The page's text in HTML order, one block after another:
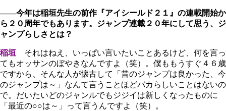
――今年は稲垣先生の前作『アイシールド２１』の連載開始か
ら２０周年でもあります。ジャンプ連載２０年にして思う、ジ
ャンプらしさとは？
稲垣 それはねえ、いっぱい言いたいことあるけど、何を言っ
てもオッサンのぼやきなんですよ（笑）。僕ももうすぐ４６歳
ですから、そんな人が懐古して「昔のジャンプは良かった、今
のジャンプは～」なんて言うことほどバカらしいことはないの
で。だいたいどのジャンルでもジジイは新しくなったものに
「最近の○○は～」って言うんですよ（笑）。